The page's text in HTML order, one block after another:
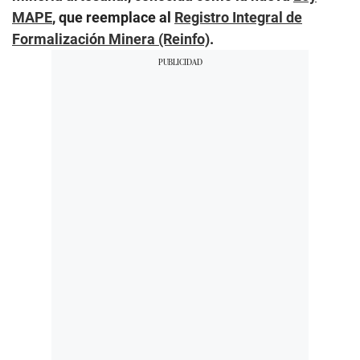
MAPE, que reemplace al Registro Integral de
Formalización Minera (Reinfo).